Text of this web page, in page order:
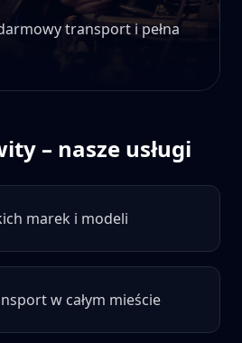
transport i pełna
– nasze usługi
marek i modeli
w całym mieście